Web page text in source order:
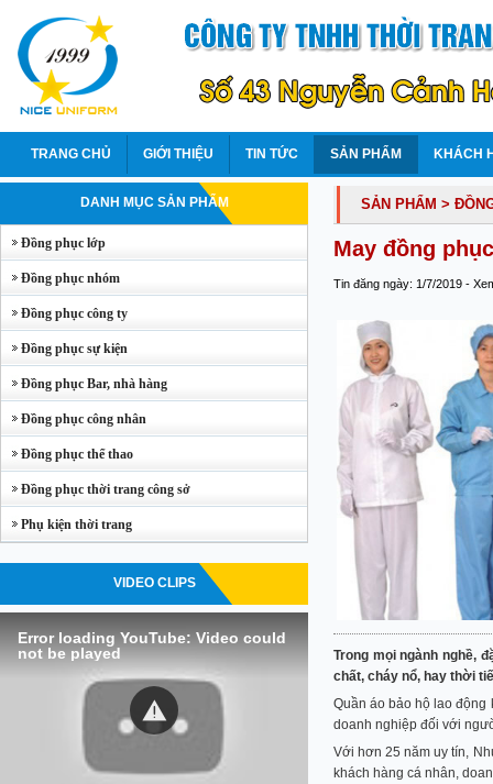
TRANG CHỦ GIỚI THIỆU TIN TỨC SẢN PHẨM KHÁCH
DANH MỤC SẢN PHẨM
Đồng phục lớp
Đồng phục nhóm
Đồng phục công ty
Đồng phục sự kiện
Đồng phục Bar, nhà hàng
Đồng phục công nhân
Đồng phục thể thao
Đồng phục thời trang công sở
Phụ kiện thời trang
VIDEO CLIPS
Error loading YouTube: Video could
not be played
SẢN PHẨM >
May đồng
Tin đăng ngày: 1/7/2019 -
Trong mọi ngành nghề,
chất, cháy nổ, hay thời
Quần áo bảo hộ lao động
doanh nghiệp đối với
Với hơn 25 năm uy tín,
khách hàng cá nhân,